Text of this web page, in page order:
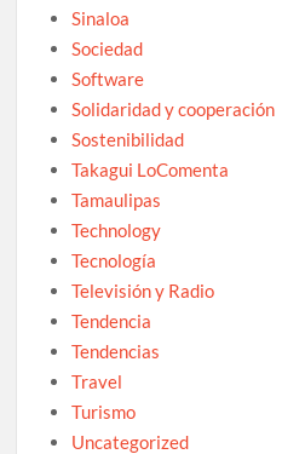
Sinaloa
Sociedad
Software
Solidaridad y cooperación
Sostenibilidad
Takagui LoComenta
Tamaulipas
Technology
Tecnología
Televisión y Radio
Tendencia
Tendencias
Travel
Turismo
Uncategorized